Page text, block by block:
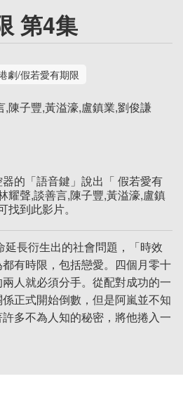
第4集
劇/假若愛有期限
,陳子豐,黃溢濠,盧鎮業,劉俊謙
的「語音鍵」說出「 假若愛有
耀聲,談善言,陳子豐,黃溢濠,盧鎮
找到此影片。
長衍生出的社會問題，「時效
有時限，包括戀愛。四個月零十
人就必須分手。從配對成功的一
正式開始倒數，但是阿嵐並不知
多不為人知的秘密，將他捲入一